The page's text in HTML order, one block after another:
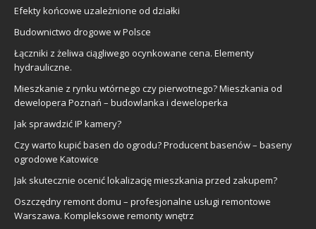
Efekty końcowe uzależnione od działki
Budownictwo drogowe w Polsce
Łączniki z żeliwa ciągliwego ocynkowane cena. Elementy
hydrauliczne.
Mieszkanie z rynku wtórnego czy pierwotnego? Mieszkania od
dewelopera Poznań – budowlanka i deweloperka
Jak sprawdzić IP kamery?
Czy warto kupić basen do ogrodu? Producent basenów – baseny
ogrodowe Katowice
Jak skutecznie ocenić lokalizację mieszkania przed zakupem?
Oszczędny remont domu – profesjonalne usługi remontowe
Warszawa. Kompleksowe remonty wnętrz